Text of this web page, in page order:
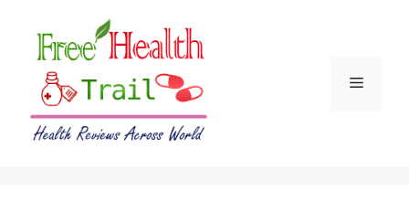
content
Menu